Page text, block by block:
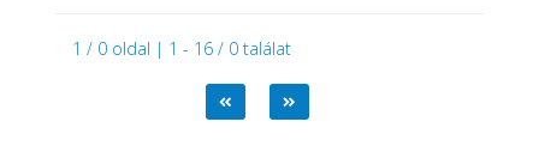
1 / 0 oldal | 1 - 16 / 0 találat